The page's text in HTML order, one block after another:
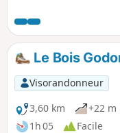
Le Bois
Visorandonneur
3,60 km
+22 m
1h 05
Facile